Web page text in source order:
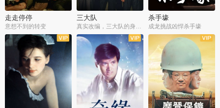
走走停停
意想不到的转变
三大队 杀手壕
成龙挑战凶悍杀手壕